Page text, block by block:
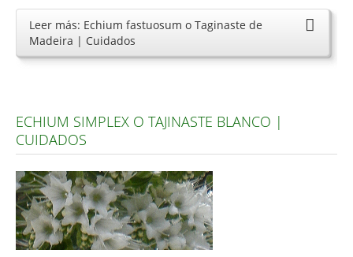
Leer más: Echium fastuosum o Taginaste de
Madeira | Cuidados
ECHIUM SIMPLEX O TAJINASTE BLANCO |
CUIDADOS